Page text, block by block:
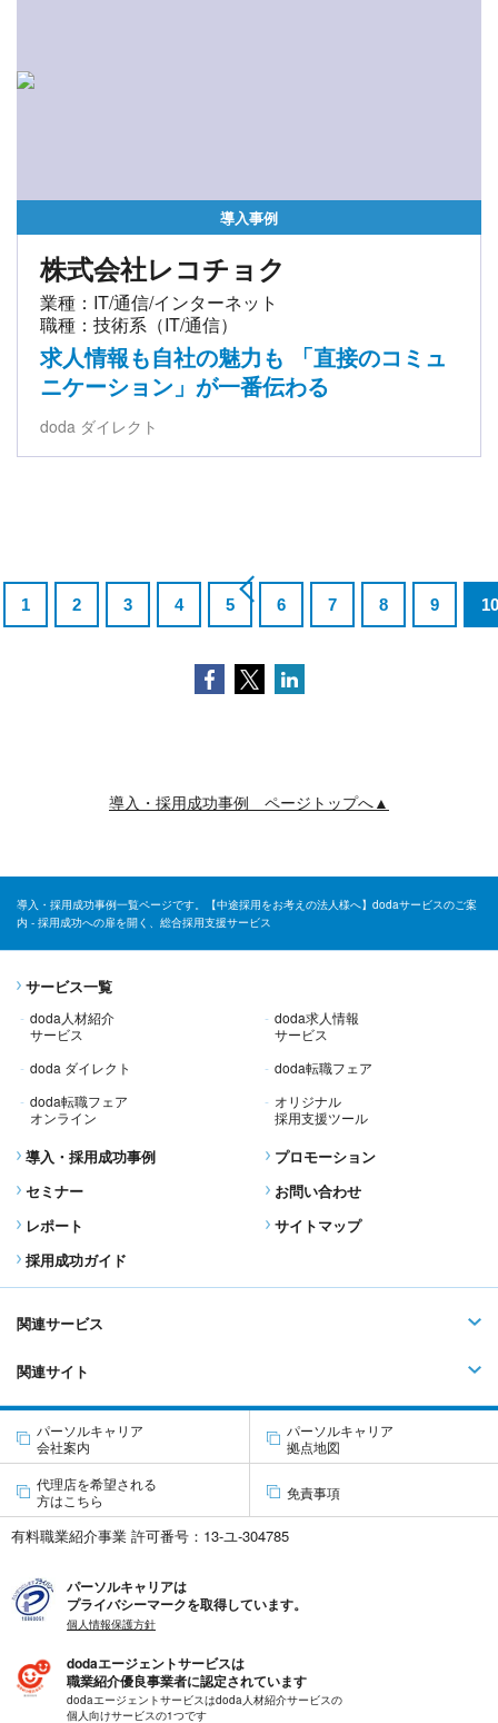
導入事例
株式会社レコチョク
業種：IT/通信/インターネット
職種：技術系（IT/通信）
求人情報も自社の魅力も 「直接のコミュ
ニケーション」が一番伝わる
doda ダイレクト
1 2 3 4 5 6 7 8 9 10
Facebook
TwitterLinkedIn
導入・採用成功事例 ページトップへ▲
導入・採用成功事例一覧ページです。【中途採用をお考えの法人様へ】dodaサービスのご案
内 - 採用成功への扉を開く、総合採用支援サービス
サービス一覧
doda人材紹介
サービス
doda求人情報
サービス
doda ダイレクト
doda転職フェア
doda転職フェア
オンライン
オリジナル
採用支援ツール
導入・採用成功事例
セミナー
レポート
採用成功ガイド
プロモーション
お問い合わせ
サイトマップ
関連サービス
関連サイト
パーソルキャリア
会社案内
パーソルキャリア
拠点地図
代理店を希望される
方はこちら
免責事項
有料職業紹介事業 許可番号：13-ユ-304785
パーソルキャリアは
プライバシーマークを取得しています。
個人情報保護方針
dodaエージェントサービスは
職業紹介優良事業者に認定されています
dodaエージェントサービスはdoda人材紹介サービスの
個人向けサービスの1つです